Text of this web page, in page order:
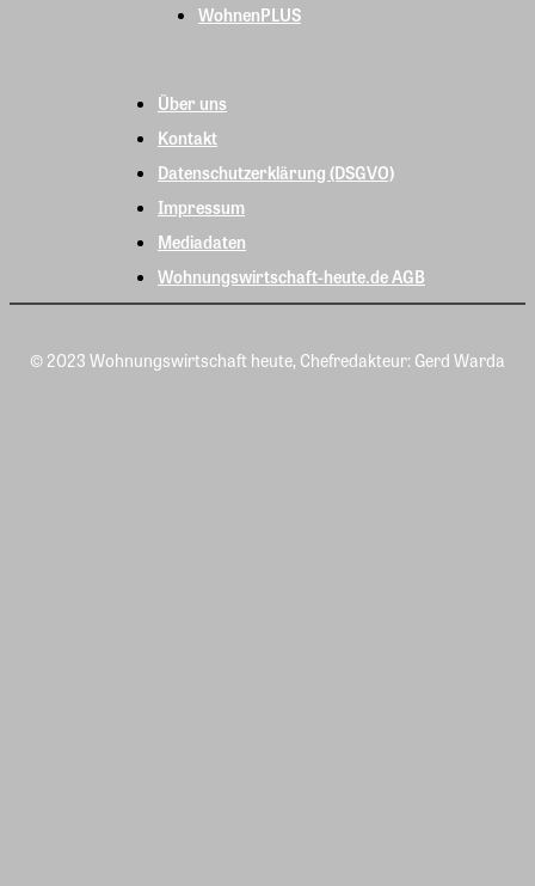
WohnenPLUS
Über uns
Kontakt
Datenschutzerklärung (DSGVO)
Impressum
Mediadaten
Wohnungswirtschaft-heute.de AGB
© 2023 Wohnungswirtschaft heute, Chefredakteur: Gerd Warda